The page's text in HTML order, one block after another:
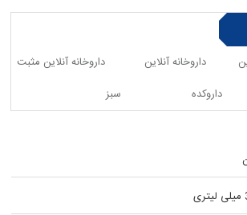
داروخانه آنلاین
داروکده
داروخانه آنلاین مثبت
سبز